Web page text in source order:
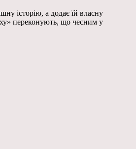
історію, а додає їй власну
переконують, що чесним у